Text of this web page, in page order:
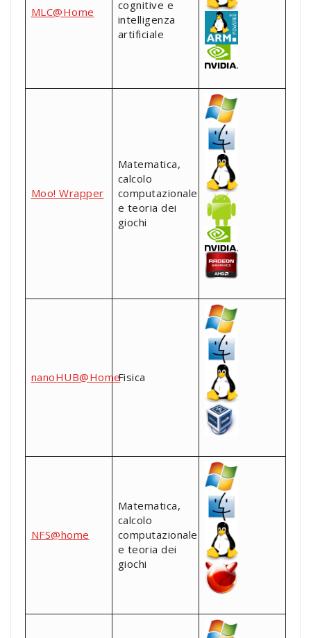
MLC@Home
cognitive e
intelligenza
artificiale
Moo! Wrapper
Matematica,
calcolo
computazionale
e teoria dei
giochi
nanoHUB@HomeFisica
NFS@home
Matematica,
calcolo
computazionale
e teoria dei
giochi